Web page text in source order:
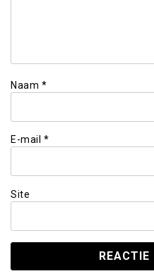
Naam *
E-mail *
Site